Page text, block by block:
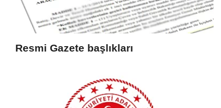
Resmi Gazete başlıkları